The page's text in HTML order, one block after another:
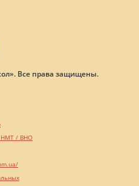
Все права защищены.
НМТ / ВНО